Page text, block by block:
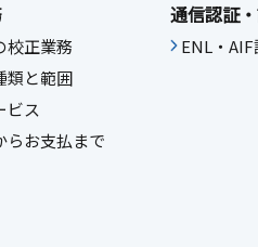
校正業務
類と範囲
ビス
らお支払まで
通信認証
ENL・